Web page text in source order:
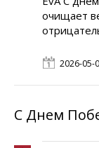
очищает
2026-05-
С Днем